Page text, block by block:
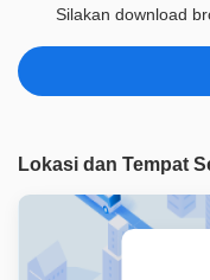
Legalitas
Silakan download
Lokasi dan Tempat